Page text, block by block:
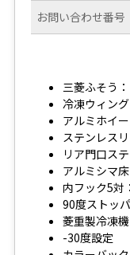
お問い合わせ番号
三菱ふそう
冷凍ウィン
アルミホイ
ステンレス
リア門口ス
アルミシマ
内フック5対
90度ストッ
菱重製冷凍
-30度設定